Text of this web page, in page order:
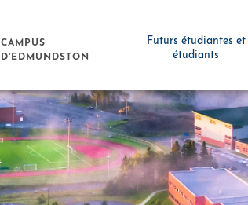
CAMPUS
D'EDMUNDSTON
Futurs étudiantes et
étudiants